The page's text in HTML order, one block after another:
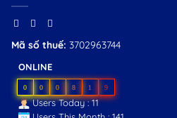
Mã số thuế: 3702963744
ONLINE
0 0 0 8 1 9
Users Today : 11